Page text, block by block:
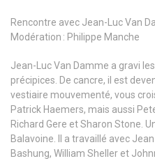
Rencontre avec Jean-Luc Van
Modération : Philippe Manche
Jean-Luc Van Damme a gravi
précipices. De cancre, il est
vestiaire mouvementé, vous
Patrick Haemers, mais aussi
Richard Gere et Sharon Stone.
Balavoine. Il a travaillé avec
Bashung, William Sheller et